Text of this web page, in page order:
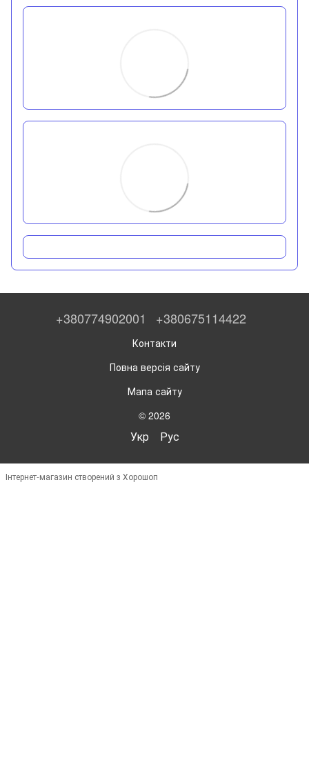
+380774902001 +380675114422
Контакти
Повна версія сайту
Мапа сайту
© 2026
Укр Рус
Інтернет-магазин створений з Хорошоп